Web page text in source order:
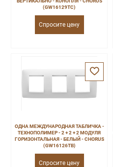
(GW16129TC)
Спросите цену
ОДНА МЕЖДУНАРОДНАЯ ТАБЛИЧКА -
ТЕХНОПОЛИМЕР - 2 + 2 + 2 МОДУЛЯ
ГОРИЗОНТАЛЬНАЯ - БЕЛЫЙ - CHORUS
(GW16126TB)
Спросите цену